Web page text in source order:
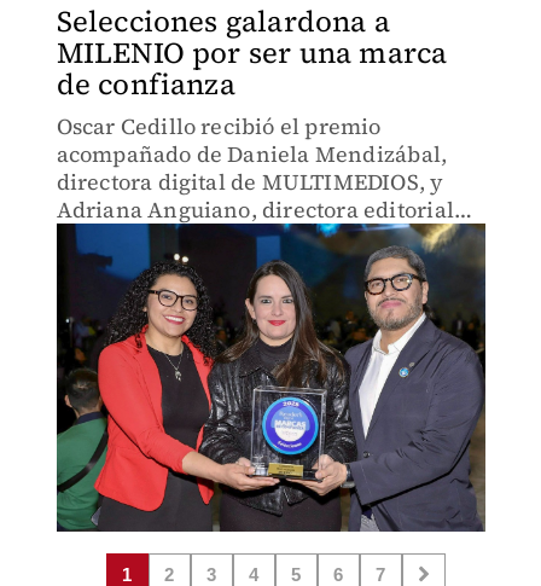
Selecciones galardona a
MILENIO por ser una marca
de confianza
Oscar Cedillo recibió el premio
acompañado de Daniela Mendizábal,
directora digital de MULTIMEDIOS, y
Adriana Anguiano, directora editorial
digital de MILENIO.
1 2 3 4 5 6 7